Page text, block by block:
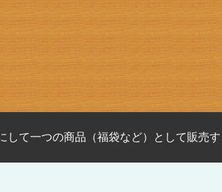
て一つの商品（福袋など）として販売す